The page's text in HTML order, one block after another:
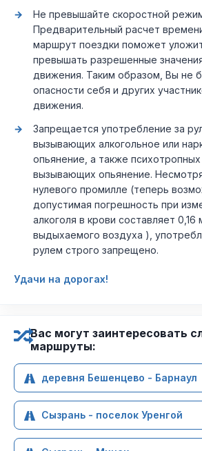
Не превышайте скоростной
Предварительный расчет
маршрут поездки поможет
превышать разрешенные
движения. Таким образом, Вы не
опасности себя и других
движения.
Запрещается употребление за
вызывающих алкогольное или
опьянение, а также
вызывающих опьянение.
нулевого промилле (теперь
допустимая погрешность при
алкоголя в крови составляет 0,16
выдыхаемого воздуха ),
рулем строго запрещено.
Удачи на дорогах!
Вас могут заинтересовать
маршруты:
деревня Бешенцево - Барнаул
Сызрань - поселок Уренгой